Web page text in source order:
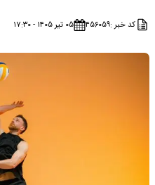
کد خبر :۴۵۶۰۵۹ ۰۵ تیر ۱۴۰۵ - ۱۷:۳۰